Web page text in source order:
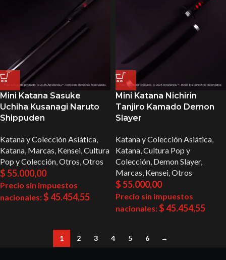
Mini Katana Sasuke
Uchiha Kusanagi Naruto
Shippuden
Katana y Colección Asiática,
Katana, Marcas, Kensei,Cultura
Pop y Colección,Otros,Otros
$55.000,00
Precio sin impuestos
nacionales:$45.454,55
Mini Katana Nichirin
Tanjiro Kamado Demon
Slayer
Katana y Colección Asiática,
Katana,Cultura Pop y
Colección, Demon Slayer,
Marcas, Kensei,Otros
$55.000,00
Precio sin impuestos
nacionales:$45.454,55
1 2 3 4 5 6 →